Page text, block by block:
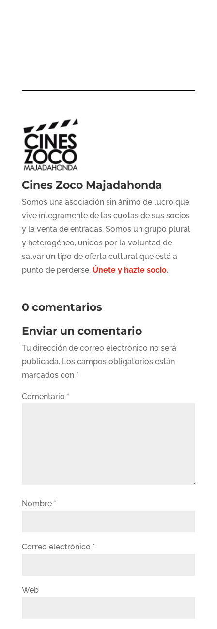
Cines Zoco Majadahonda
Somos una asociación sin ánimo de lucro que
vive íntegramente de las cuotas de sus socios
y la venta de entradas. Somos un grupo plural
y heterogéneo, unidos por la voluntad de
salvar un tipo de oferta cultural que está a
punto de perderse. Únete y hazte socio.
0 comentarios
Enviar un comentario
Tu dirección de correo electrónico no será
publicada. Los campos obligatorios están
marcados con *
Comentario *
Nombre *
Correo electrónico *
Web